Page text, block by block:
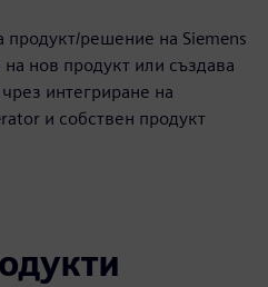
решение на Siemens
нов продукт или създава
интегриране на
и собствен продукт